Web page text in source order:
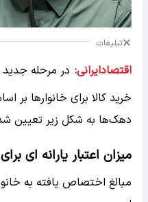
تبلیغات
اقتصادایرانی: در مرحله جدید
خرید کالا برای خانوارها
دهک‌ها به شکل زیر تعیین
میزان اعتبار یارانه ای
مبالغ اختصاص یافته به